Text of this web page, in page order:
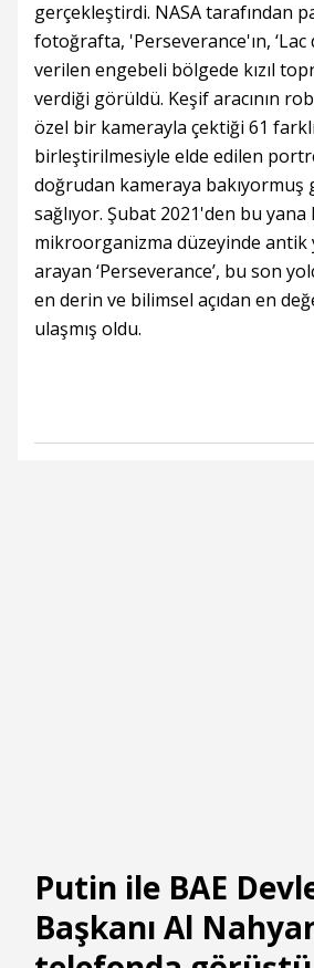
gerçekleştirdi. NASA tarafından
fotoğrafta, 'Perseverance'ın, ‘Lac
verilen engebeli bölgede kızıl
verdiği görüldü. Keşif aracının
özel bir kamerayla çektiği 61
birleştirilmesiyle elde edilen
doğrudan kameraya
sağlıyor. Şubat 2021'den bu
mikroorganizma düzeyinde antik
arayan ‘Perseverance’, bu son
en derin ve bilimsel açıdan en
ulaşmış oldu.
Putin ile BAE
Başkanı Al